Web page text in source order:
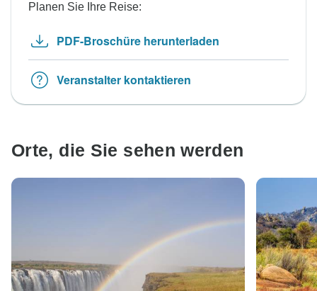
Planen Sie Ihre Reise:
PDF-Broschüre herunterladen
Veranstalter kontaktieren
Orte, die Sie sehen werden